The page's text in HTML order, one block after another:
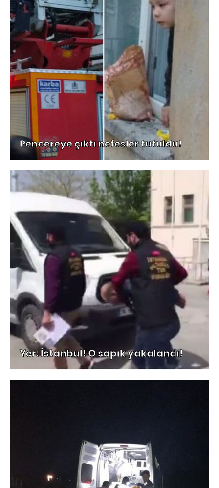
Pencereye çıktı nefesler tutuldu!
Yer: İstanbul! O sapık yakalandı!